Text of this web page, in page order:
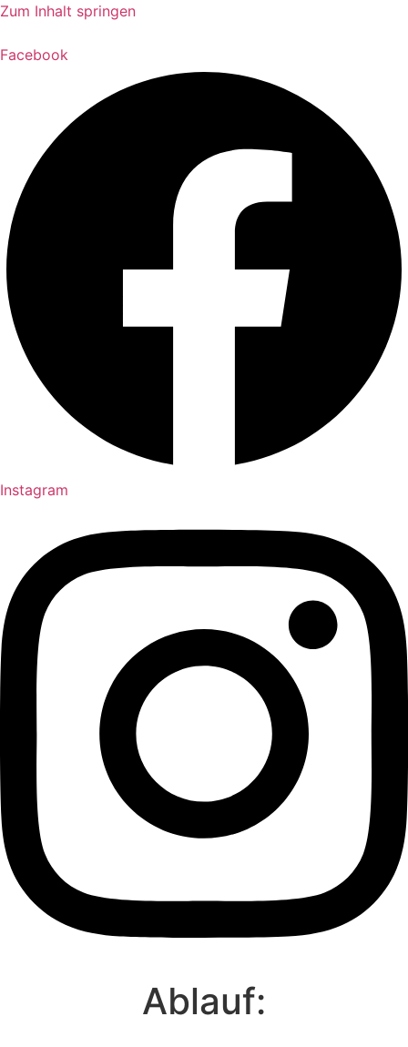
Zum Inhalt springen
Facebook
Instagram
Ablauf: